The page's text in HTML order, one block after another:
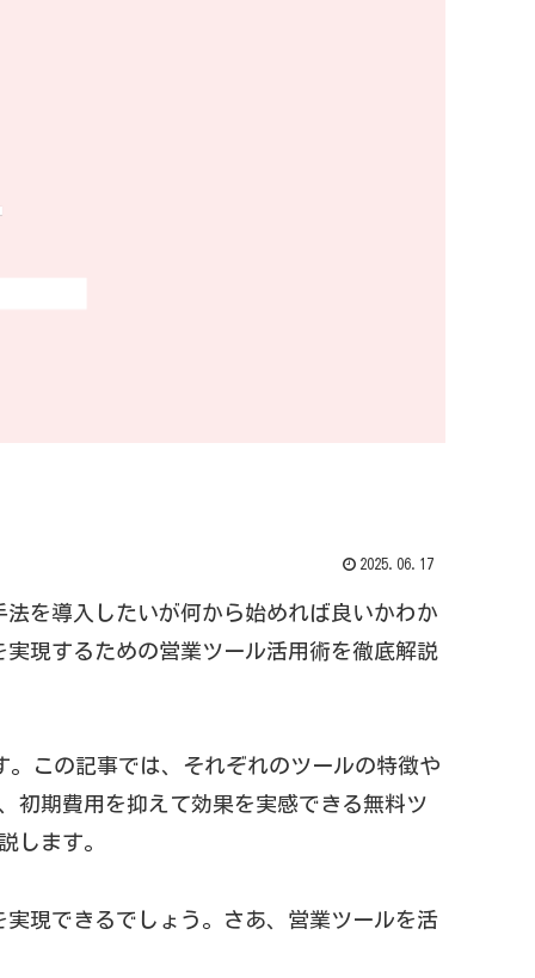
2025.06.17
を導入したいが何から始めれば良いかわか
現するための営業ツール活用術を徹底解説
。この記事では、それぞれのツールの特徴や
初期費用を抑えて効果を実感できる無料ツ
します。
現できるでしょう。さあ、営業ツールを活